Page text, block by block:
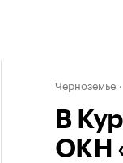
Черноземье
В
ОКН